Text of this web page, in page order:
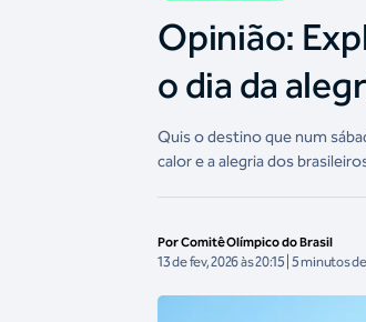
Opinião:
o dia da
Quis o destino que num
calor e a alegria dos
Por Comitê Olímpico do Brasil
13 de fev, 2026 às 20:15 | 5 minutos